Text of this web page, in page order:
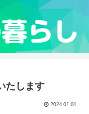
たします
2024.01.01